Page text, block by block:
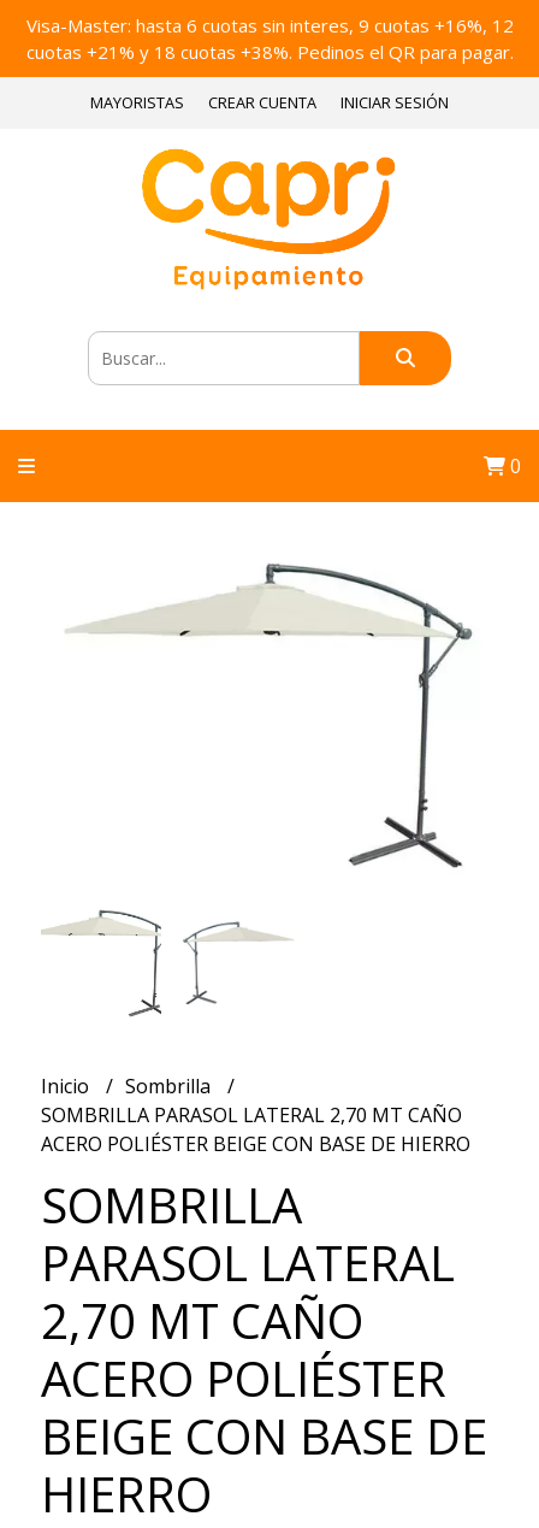
Visa-Master: hasta 6 cuotas sin interes, 9 cuotas +16%, 12
cuotas +21% y 18 cuotas +38%. Pedinos el QR para pagar.
MAYORISTAS CREAR CUENTA INICIAR SESIÓN
0
Inicio
Sombrilla
SOMBRILLA PARASOL LATERAL 2,70 MT CAÑO
ACERO POLIÉSTER BEIGE CON BASE DE HIERRO
SOMBRILLA
PARASOL LATERAL
2,70 MT CAÑO
ACERO POLIÉSTER
BEIGE CON BASE DE
HIERRO